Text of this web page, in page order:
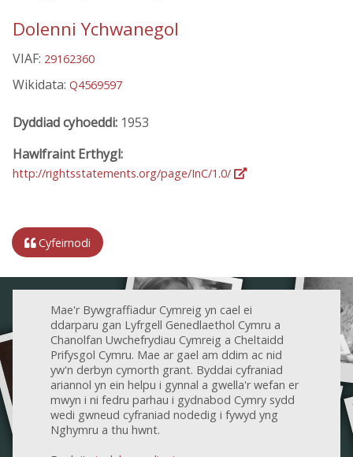
Dolenni Ychwanegol
VIAF: 29162360
Wikidata: Q4569597
Dyddiad cyhoeddi: 1953
Hawlfraint Erthygl:
http://rightsstatements.org/page/InC/1.0/
Cyfeirnodi
Mae'r Bywgraffiadur Cymreig yn cael ei
ddarparu gan Lyfrgell Genedlaethol Cymru a
Chanolfan Uwchefrydiau Cymreig a Cheltaidd
Prifysgol Cymru. Mae ar gael am ddim ac nid
yw'n derbyn cymorth grant. Byddai cyfraniad
ariannol yn ein helpu i gynnal a gwella'r wefan er
mwyn i ni fedru parhau i gydnabod Cymry sydd
wedi gwneud cyfraniad nodedig i fywyd yng
Nghymru a thu hwnt.